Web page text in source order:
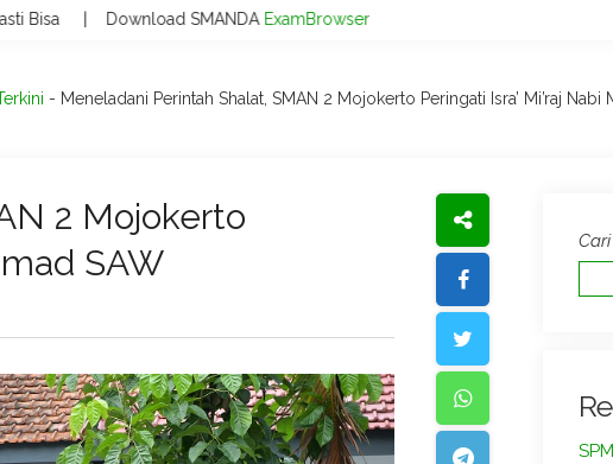
| Download SMANDAExamBrowser
- Meneladani Perintah Shalat, SMAN 2 Mojokerto Peringati Isra’ Mi’raj Nabi
2 Mojokerto
SAW
Cari